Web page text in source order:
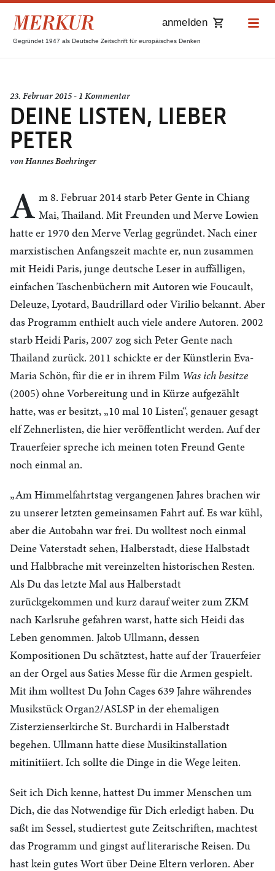
Gegründet 1947 als Deutsche Zeitschrift für europäisches Denken
anmelden
23. Februar 2015 - 1 Kommentar
DEINE LISTEN, LIEBER
PETER
vonHannes Boehringer
A m 8. Februar 2014 starb Peter Gente in Chiang
Mai, Thailand. Mit Freunden und Merve Lowien
hatte er 1970 den Merve Verlag gegründet. Nach einer
marxistischen Anfangszeit machte er, nun zusammen
mit Heidi Paris, junge deutsche Leser in auffälligen,
einfachen Taschenbüchern mit Autoren wie Foucault,
Deleuze, Lyotard, Baudrillard oder Virilio bekannt. Aber
das Programm enthielt auch viele andere Autoren. 2002
starb Heidi Paris, 2007 zog sich Peter Gente nach
Thailand zurück. 2011 schickte er der Künstlerin Eva-
Maria Schön, für die er in ihrem Film Was ich besitze
(2005) ohne Vorbereitung und in Kürze aufgezählt
hatte, was er besitzt, „10 mal 10 Listen“, genauer gesagt
elf Zehnerlisten, die hier veröffentlicht werden. Auf der
Trauerfeier spreche ich meinen toten Freund Gente
noch einmal an.
„Am Himmelfahrtstag vergangenen Jahres brachen wir
zu unserer letzten gemeinsamen Fahrt auf. Es war kühl,
aber die Autobahn war frei. Du wolltest noch einmal
Deine Vaterstadt sehen, Halberstadt, diese Halbstadt
und Halbbrache mit vereinzelten historischen Resten.
Als Du das letzte Mal aus Halberstadt
zurückgekommen und kurz darauf weiter zum ZKM
nach Karlsruhe gefahren warst, hatte sich Heidi das
Leben genommen. Jakob Ullmann, dessen
Kompositionen Du schätztest, hatte auf der Trauerfeier
an der Orgel aus Saties Messe für die Armen gespielt.
Mit ihm wolltest Du John Cages 639 Jahre währendes
Musikstück Organ2/ASLSP in der ehemaligen
Zisterzienserkirche St. Burchardi in Halberstadt
begehen. Ullmann hatte diese Musikinstallation
mitinitiiert. Ich sollte die Dinge in die Wege leiten.
Seit ich Dich kenne, hattest Du immer Menschen um
Dich, die das Notwendige für Dich erledigt haben. Du
saßt im Sessel, studiertest gute Zeitschriften, machtest
das Programm und gingst auf literarische Reisen. Du
hast kein gutes Wort über Deine Eltern verloren. Aber